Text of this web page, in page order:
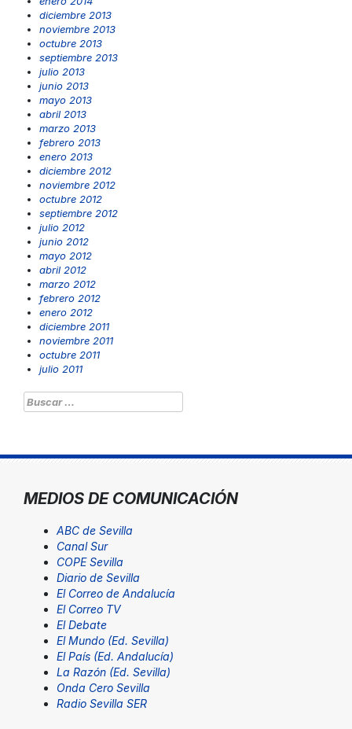
diciembre 2013
noviembre 2013
octubre 2013
septiembre 2013
julio 2013
junio 2013
mayo 2013
abril 2013
marzo 2013
febrero 2013
enero 2013
diciembre 2012
noviembre 2012
octubre 2012
septiembre 2012
julio 2012
junio 2012
mayo 2012
abril 2012
marzo 2012
febrero 2012
enero 2012
diciembre 2011
noviembre 2011
octubre 2011
julio 2011
Buscar:
MEDIOS DE COMUNICACIÓN
ABC de Sevilla
Canal Sur
COPE Sevilla
Diario de Sevilla
El Correo de Andalucía
El Correo TV
El Debate
El Mundo (Ed. Sevilla)
El País (Ed. Andalucía)
La Razón (Ed. Sevilla)
Onda Cero Sevilla
Radio Sevilla SER